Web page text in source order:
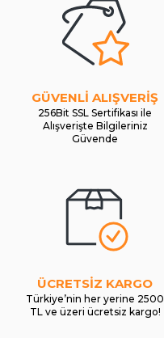
GÜVENLİ ALIŞVERİŞ
256Bit SSL Sertifikası ile
Alışverişte Bilgileriniz
Güvende
ÜCRETSİZ KARGO
Türkiye’nin her yerine 2500
TL ve üzeri ücretsiz kargo!